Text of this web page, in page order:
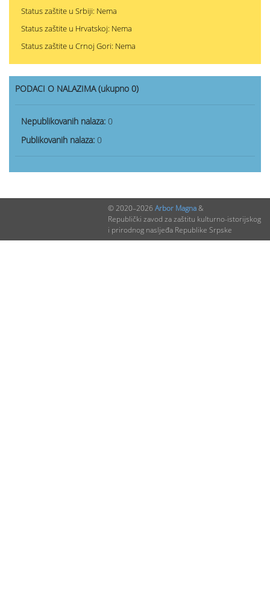
Status zaštite u Srbiji: Nema
Status zaštite u Hrvatskoj: Nema
Status zaštite u Crnoj Gori: Nema
PODACI O NALAZIMA (ukupno 0)
Nepublikovanih nalaza: 0
Publikovanih nalaza: 0
© 2020–2026 Arbor Magna&
Republički zavod za zaštitu kulturno-istorijskog
i prirodnog nasljeđa Republike Srpske